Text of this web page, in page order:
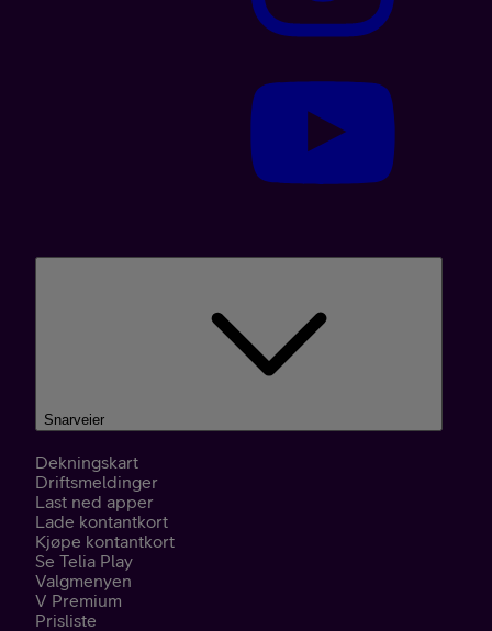
Snarveier
Dekningskart
Driftsmeldinger
Last ned apper
Lade kontantkort
Kjøpe kontantkort
Se Telia Play
Valgmenyen
V Premium
Prisliste